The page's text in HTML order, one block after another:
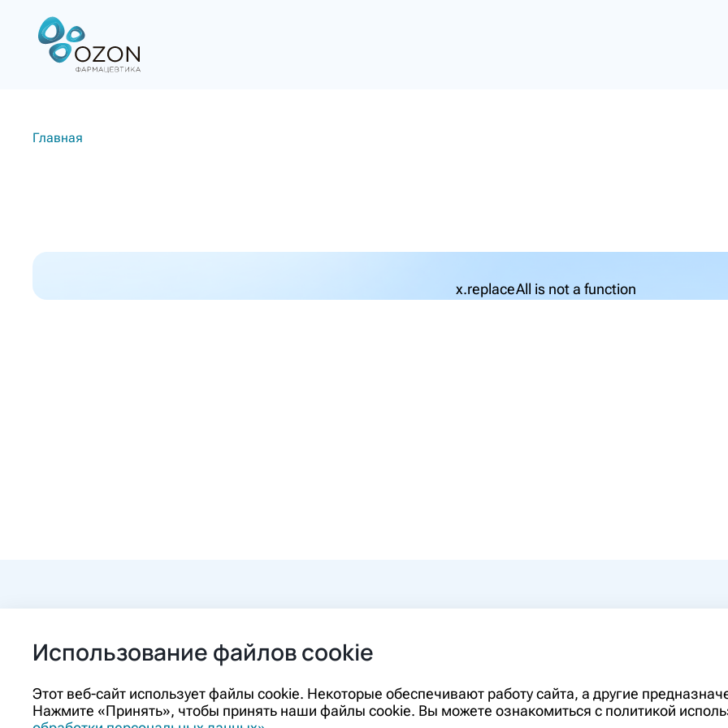
Главная
x.replaceAll is not a function
+7 (84862) 2-90-00
ozon@ozon-pharm.ru
Информация, представленная на
диагностики и лечения и не может
необходимо ознакомиться с
Использование файлов cookie
Этот веб-сайт использует файлы cookie. Некоторые обеспечивают работу сайта, а другие
Нажмите «Принять», чтобы принять наши файлы cookie. Вы можете ознакомиться с политикой